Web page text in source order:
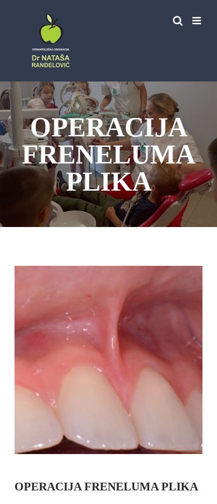
OPERACIJA
FRENELUMA
PLIKA
OPERACIJA FRENELUMA PLIKA